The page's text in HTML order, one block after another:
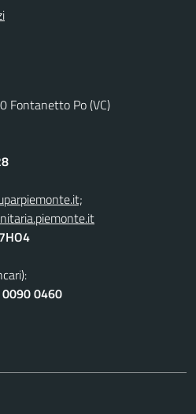
Fontanetto Po (VC)
0460